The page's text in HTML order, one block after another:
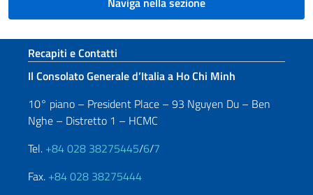
Sezione footer
Recapiti e Contatti
Il Consolato Generale d’Italia a Ho Chi Minh
10° piano – President Place – 93 Nguyen Du – Ben
Nghe – Distretto 1 – HCMC
Tel. +84 028 38275445/6/7
Fax. +84 028 38275444